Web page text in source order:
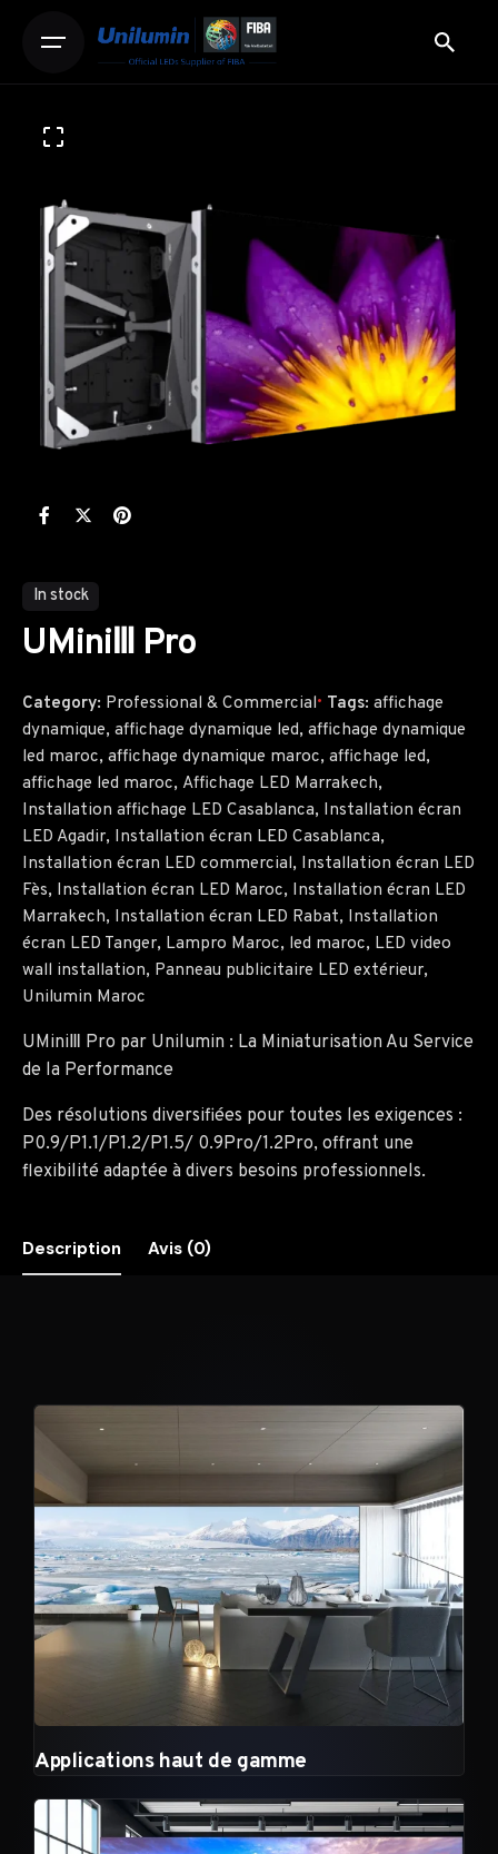
In stock
UMiniⅢ Pro
Category: Professional & Commercial Tags: affichage
dynamique, affichage dynamique led, affichage dynamique
led maroc, affichage dynamique maroc, affichage led,
affichage led maroc, Affichage LED Marrakech,
Installation affichage LED Casablanca, Installation écran
LED Agadir, Installation écran LED Casablanca,
Installation écran LED commercial, Installation écran LED
Fès, Installation écran LED Maroc, Installation écran LED
Marrakech, Installation écran LED Rabat, Installation
écran LED Tanger, Lampro Maroc, led maroc, LED video
wall installation, Panneau publicitaire LED extérieur,
Unilumin Maroc
UMiniⅢ Pro par Unilumin : La Miniaturisation Au Service
de la Performance
Des résolutions diversifiées pour toutes les exigences :
P0.9/P1.1/P1.2/P1.5/ 0.9Pro/1.2Pro, offrant une
flexibilité adaptée à divers besoins professionnels.
Description Avis (0)
Applications haut de gamme